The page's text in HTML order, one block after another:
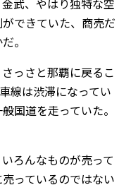
武、やはり独特な空
できていた、商売だ
。
っさと那覇に戻るこ
線は渋滞になってい
国道を走っていた。
ろんなものが売って
っているのではない